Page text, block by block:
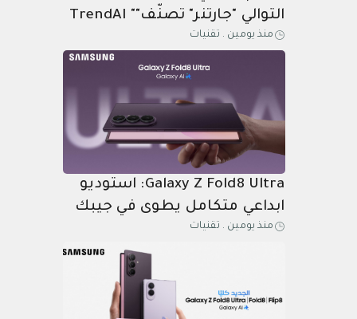
التوالي "جارتنر" تصنّف"" TrendAI
ضمن فئة "القادة" في حماية
منذ يومين . تقنيات
Galaxy Z Fold8 Ultra: استوديو
ابداعي متكامل يطوى في جيبك
منذ يومين . تقنيات